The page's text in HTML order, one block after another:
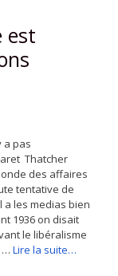
est
a pas
Thatcher
des affaires
tentative de
a les medias bien
1936 on disait
le libéralisme
… Lire la suite…